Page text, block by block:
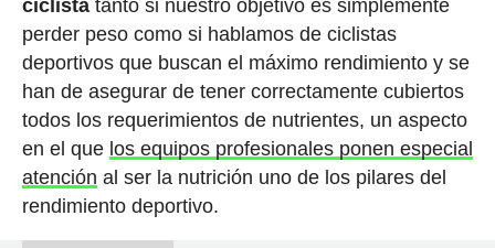
ciclistatanto si nuestro objetivo es simplemente
perder peso como si hablamos de ciclistas
deportivos que buscan el máximo rendimiento y se
han de asegurar de tener correctamente cubiertos
todos los requerimientos de nutrientes, un aspecto
en el que los equipos profesionales ponen especial
atención al ser la nutrición uno de los pilares del
rendimiento deportivo.